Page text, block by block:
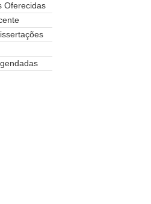
Oferecidas